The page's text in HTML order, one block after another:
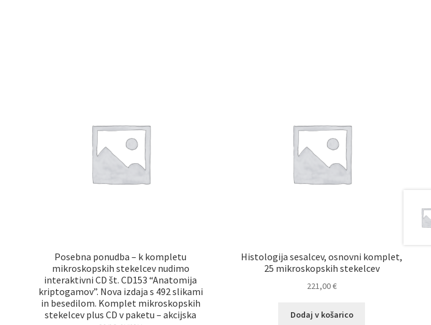
Posebna ponudba – k kompletu
mikroskopskih stekelcev nudimo
interaktivni CD št. CD153 “Anatomija
kriptogamov”. Nova izdaja s 492 slikami
in besedilom. Komplet mikroskopskih
stekelcev plus CD v paketu – akcijska
Histologija sesalcev, osnovni komplet,
25 mikroskopskih stekelcev
221,00€
Dodaj v košarico